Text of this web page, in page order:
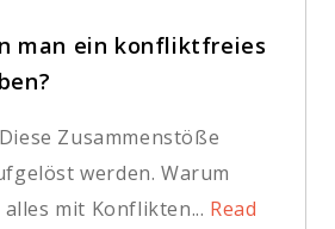
man ein konfliktfreies
Zusammenstöße
werden. Warum
mit Konflikten... Read